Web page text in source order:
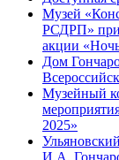
Музей
РСДРП»
акции
Дом
Музейный
2025»
И.А.